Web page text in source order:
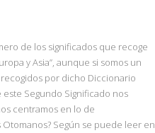
de los significados que recoge
y Asia”, aunque si somos un
por dicho Diccionario
este Segundo Significado nos
centramos en lo de
Según se puede leer en